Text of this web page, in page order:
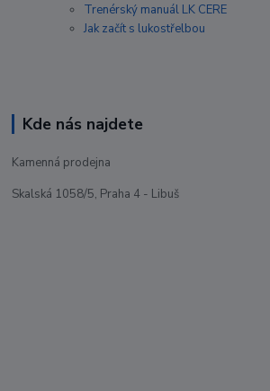
Trenérský manuál LK CERE
Jak začít s lukostřelbou
Kde nás najdete
Kamenná prodejna
Skalská 1058/5, Praha 4 - Libuš